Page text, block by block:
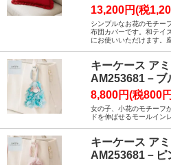
13,200円(税
シンプルなお花のモチー
布団カバーです。和テイ
にお使いいただけます。
キーケース ア
AM253681－ブ
8,800円(税800
女の子、小花のモチーフ
ドを伸ばせるモールイン
キーケース ア
AM253681－ピ